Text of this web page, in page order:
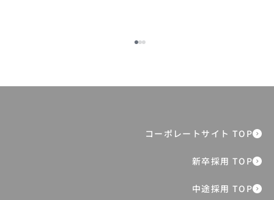
全社表彰イベント『ONE ORBIS AWARD